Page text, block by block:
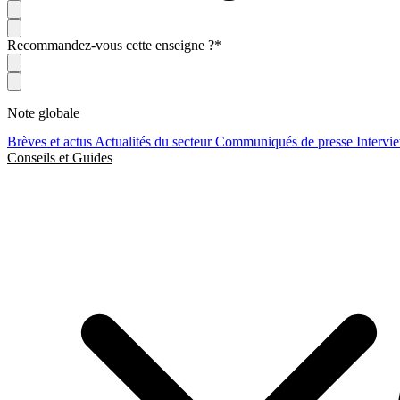
Brèves et actus Actualités du secteurCommuniqués de presse
Conseils et Guides
Recommandez-vous cette enseigne ?*
Note globale